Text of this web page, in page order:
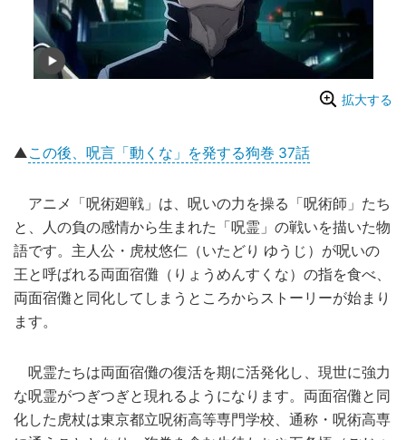
拡大する
▲この後、呪言「動くな」を発する狗巻 37話
アニメ「呪術廻戦」は、呪いの力を操る「呪術師」たち
と、人の負の感情から生まれた「呪霊」の戦いを描いた物
語です。主人公・虎杖悠仁（いたどり ゆうじ）が呪いの
王と呼ばれる両面宿儺（りょうめんすくな）の指を食べ、
両面宿儺と同化してしまうところからストーリーが始まり
ます。
呪霊たちは両面宿儺の復活を期に活発化し、現世に強力
な呪霊がつぎつぎと現れるようになります。両面宿儺と同
化した虎杖は東京都立呪術高等専門学校、通称・呪術高専